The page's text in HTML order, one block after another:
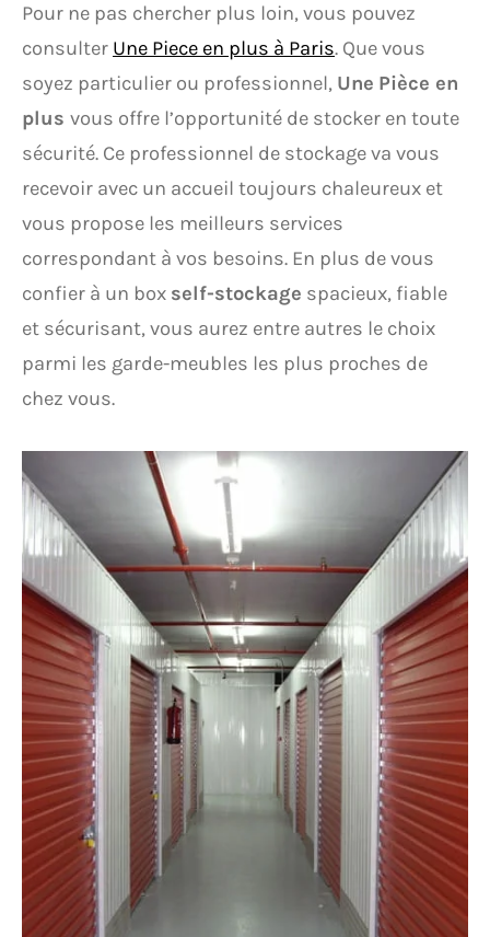
Pour ne pas chercher plus loin, vous pouvez
consulter Une Piece en plus à Paris. Que vous
soyez particulier ou professionnel, Une Pièce en
plus vous offre l’opportunité de stocker en toute
sécurité. Ce professionnel de stockage va vous
recevoir avec un accueil toujours chaleureux et
vous propose les meilleurs services
correspondant à vos besoins. En plus de vous
confier à un box self-stockage spacieux, fiable
et sécurisant, vous aurez entre autres le choix
parmi les garde-meubles les plus proches de
chez vous.